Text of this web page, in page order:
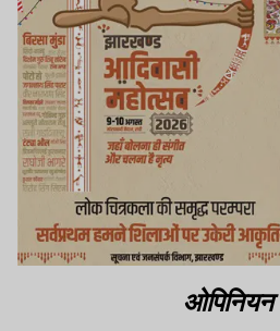
ओपिनियन